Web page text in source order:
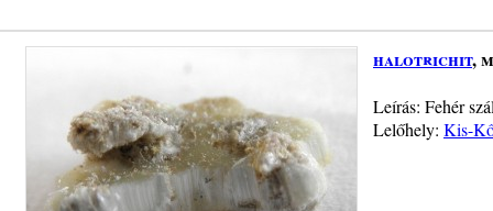
halotrichit,
Leírás: Fehér
Lelőhely: Kis-